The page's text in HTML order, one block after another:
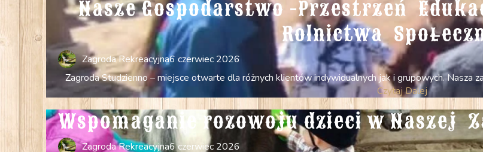
Nasze Gospodarstwo -Przestrzeń
Rolnictwa
Zagroda Rekreacyjna6 czerwiec 2026
Zagroda Studzienno – miejsce otwarte dla różnych klientów indywidualnych jak i grupowych. Nasza
Czytaj Dalej
Wspomaganie rozowoju dzieci w Naszej
Zagroda Rekreacyjna6 czerwiec 2026